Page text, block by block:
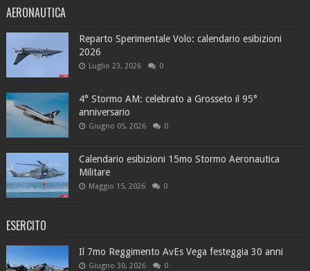
AERONAUTICA
Reparto Sperimentale Volo: calendario esibizioni
2026
Luglio 23, 2026 0
4° Stormo AM: celebrato a Grosseto il 95°
anniversario
Giugno 05, 2026 0
Calendario esibizioni 15mo Stormo Aeronautica
Militare
Maggio 15, 2026 0
ESERCITO
Il 7mo Reggimento AvEs Vega festeggia 30 anni
Giugno 30, 2026 0